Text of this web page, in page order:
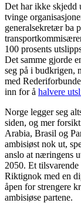
Det har ikke skjedd
tvinge
generalsekretær ba
100 prosents
Det samme gjorde
seg på i budkrigen,
med
inn for å halvere
Norge legger seg
siden, og mer
Arabia, Brasil og
ambisiøst nok ut,
anslo at næringens
2050. Et
Riktignok med en
åpen for strengere
ambisiøse partene.